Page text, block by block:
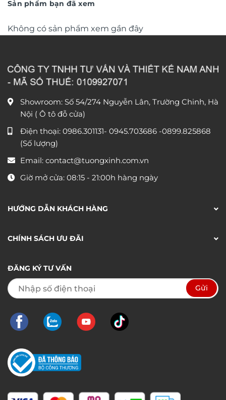
1.550.000 ₫
Sản phẩm bạn đã xem
Không có sản phẩm xem gần đây
Showroom: Số 54/274 Nguyễn Lân, Trường Chinh, Hà
Nội ( Ô tô đỗ cửa)
Điện thoại: 0986.301131- 0945.703686 -0899.825868
(Số lượng)
Email: contact@tuongxinh.com.vn
Giờ mở cửa: 08:15 - 21:00h hàng ngày
HƯỚNG DẪN KHÁCH HÀNG
CHÍNH SÁCH ƯU ĐÃI
ĐĂNG KÝ TƯ VẤN